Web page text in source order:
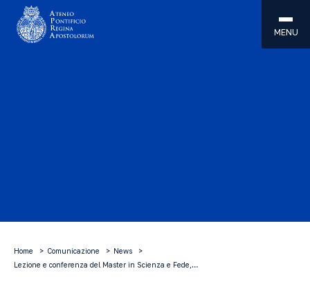
MENU
Home Comunicazione
News
Lezione e conferenza del Master in Scienza e Fede,…